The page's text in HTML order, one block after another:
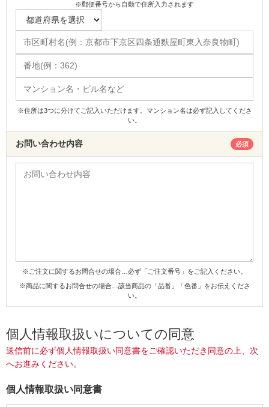
※郵便番号から自動で住所入力されます
※住所は3つに分けてご記入いただけます。マンション名は必ず記入してくださ
い。
お問い合わせ内容 必須
※ご注文に関するお問合せの場合…必ず「ご注文番号」をご記入ください。
※商品に関するお問合せの場合…該当商品の「品番」「色番」をお伝えくださ
い。
個人情報取扱いについての同意
送信前に必ず個人情報取扱い同意書をご確認いただき同意の上、次
へお進みください。
個人情報取扱い同意書